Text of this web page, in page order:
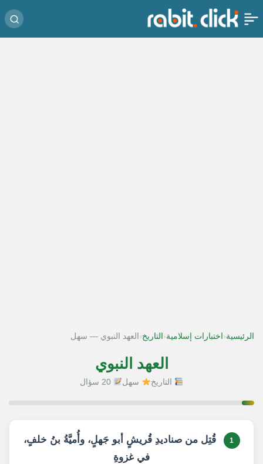
الرئيسية‹ اختبارات إسلامية‹ التاريخ‹ العهد النبوي — سهل
العهد النبوي
التاريخ سهل 20 سؤال
1
قُتِل من صناديدِ قُريشٍ أبو جَهلٍ، وأُميَّةُ بنُ خلفٍ،
في غزوةِ